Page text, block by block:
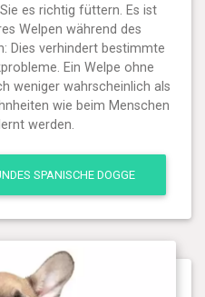
es richtig füttern. Es ist
Welpen während des
Dies verhindert bestimmte
Ein Welpe ohne
weniger wahrscheinlich als
wie beim Menschen
werden.
SPANISCHE DOGGE